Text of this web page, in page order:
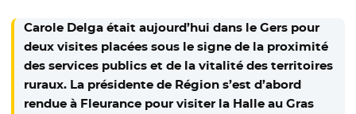
Carole Delga était aujourd’hui dans le Gers pour
deux visites placées sous le signe de la proximité
des services publics et de la vitalité des territoires
ruraux. La présidente de Région s’est d’abord
rendue à Fleurance pour visiter la Halle au Gras